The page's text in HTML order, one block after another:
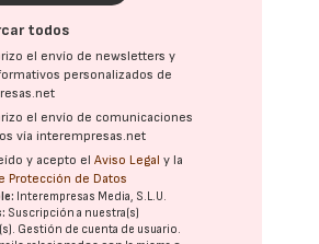
todos
el envío de newsletters y
personalizados de
el envío de comunicaciones
vía interempresas.net
y acepto elAviso Legal y la
Protección de Datos
Interempresas Media, S.L.U.
Suscripción a nuestra(s)
Gestión de cuenta de usuario.